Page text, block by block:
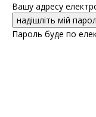
Вашу адресу
Пароль буде по